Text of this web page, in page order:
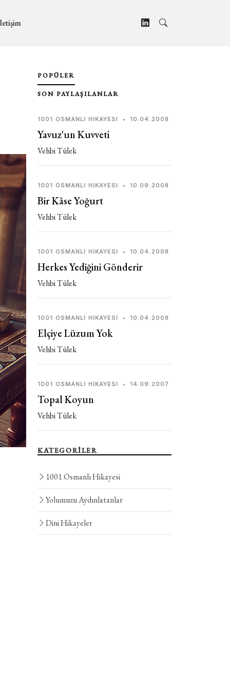
POPÜLER
SON PAYLAŞILANLAR
1001 OSMANLI HIKAYESI • 10.04.2008
Yavuz'un Kuvveti
Vehbi Tülek
1001 OSMANLI HIKAYESI • 10.09.2008
Bir Kâse Yoğurt
Vehbi Tülek
1001 OSMANLI HIKAYESI • 10.04.2008
Herkes Yediğini Gönderir
Vehbi Tülek
1001 OSMANLI HIKAYESI • 10.04.2008
Elçiye Lüzum Yok
Vehbi Tülek
1001 OSMANLI HIKAYESI • 14.09.2007
Topal Koyun
Vehbi Tülek
KATEGORİLER
1001 Osmanlı Hikayesi
Yolumuzu Aydınlatanlar
Dini Hikayeler